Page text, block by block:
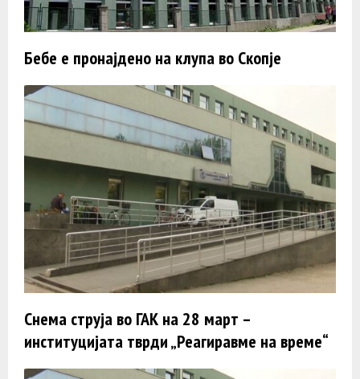
Бебе e пронајдено на клупа во Скопје
Снема струја во ГАК на 28 март –
институцијата тврди „Реагиравме на време“